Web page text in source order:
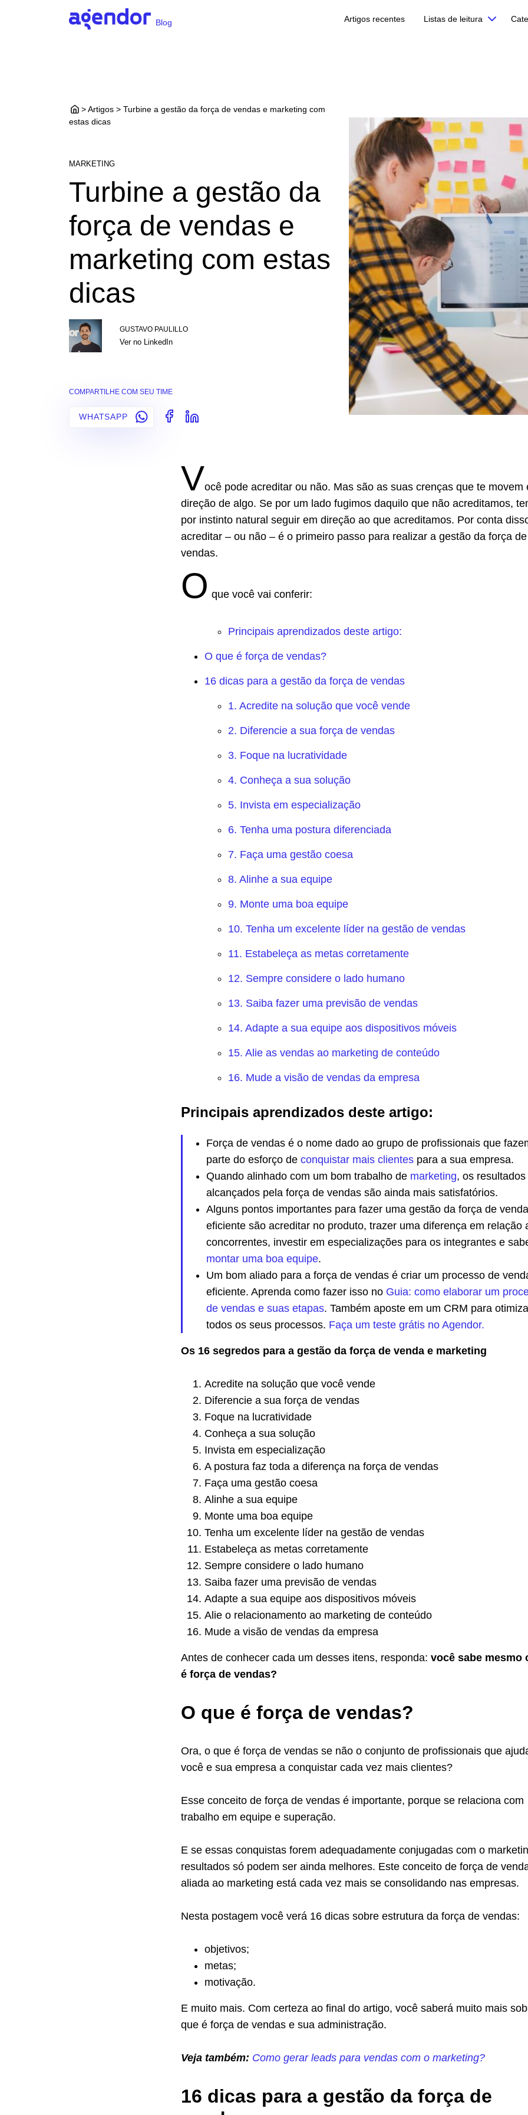
Blog Artigos recentes Listas de leitura
> Artigos > Turbine a gestão da força de vendas e marketing com
estas dicas
MARKETING
Turbine a gestão da
força de vendas e
marketing com estas
dicas
GUSTAVO PAULILLO
Ver no LinkedIn
COMPARTILHE COM SEU TIME
WHATSAPP
Você pode acreditar ou não. Mas são as suas crenças que te movem
direção de algo. Se por um lado fugimos daquilo que não acreditamos,
por instinto natural seguir em direção ao que acreditamos. Por conta
acreditar – ou não – é o primeiro passo para realizar a gestão da força de
vendas.
O que você vai conferir:
Principais aprendizados deste artigo:
O que é força de vendas?
16 dicas para a gestão da força de vendas
1. Acredite na solução que você vende
2. Diferencie a sua força de vendas
3. Foque na lucratividade
4. Conheça a sua solução
5. Invista em especialização
6. Tenha uma postura diferenciada
7. Faça uma gestão coesa
8. Alinhe a sua equipe
9. Monte uma boa equipe
10. Tenha um excelente líder na gestão de vendas
11. Estabeleça as metas corretamente
12. Sempre considere o lado humano
13. Saiba fazer uma previsão de vendas
14. Adapte a sua equipe aos dispositivos móveis
15. Alie as vendas ao marketing de conteúdo
16. Mude a visão de vendas da empresa
Principais aprendizados deste artigo:
Força de vendas é o nome dado ao grupo de profissionais que
parte do esforço de conquistar mais clientes para a sua empresa.
Quando alinhado com um bom trabalho de marketing, os resultados
alcançados pela força de vendas são ainda mais satisfatórios.
Alguns pontos importantes para fazer uma gestão da força de
eficiente são acreditar no produto, trazer uma diferença em relação
concorrentes, investir em especializações para os integrantes e
montar uma boa equipe.
Um bom aliado para a força de vendas é criar um processo de
eficiente. Aprenda como fazer isso no Guia: como elaborar um
de vendas e suas etapas. Também aposte em um CRM para
todos os seus processos. Faça um teste grátis no Agendor.
Os 16 segredos para a gestão da força de venda e marketing
Acredite na solução que você vende
Diferencie a sua força de vendas
Foque na lucratividade
Conheça a sua solução
Invista em especialização
A postura faz toda a diferença na força de vendas
Faça uma gestão coesa
Alinhe a sua equipe
Monte uma boa equipe
Tenha um excelente líder na gestão de vendas
Estabeleça as metas corretamente
Sempre considere o lado humano
Saiba fazer uma previsão de vendas
Adapte a sua equipe aos dispositivos móveis
Alie o relacionamento ao marketing de conteúdo
Mude a visão de vendas da empresa
Antes de conhecer cada um desses itens, responda: você sabe mesmo
é força de vendas?
O que é força de vendas?
Ora, o que é força de vendas se não o conjunto de profissionais que
você e sua empresa a conquistar cada vez mais clientes?
Esse conceito de força de vendas é importante, porque se relaciona com
trabalho em equipe e superação.
E se essas conquistas forem adequadamente conjugadas com o
resultados só podem ser ainda melhores. Este conceito de força de
aliada ao marketing está cada vez mais se consolidando nas empresas.
Nesta postagem você verá 16 dicas sobre estrutura da força de vendas:
objetivos;
metas;
motivação.
E muito mais. Com certeza ao final do artigo, você saberá muito mais
que é força de vendas e sua administração.
Veja também: Como gerar leads para vendas com o marketing?
16 dicas para a gestão da força de